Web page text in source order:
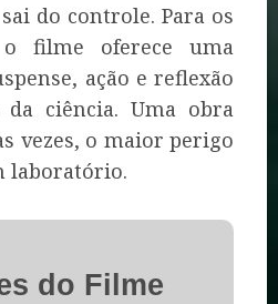
do controle. Para os
filme oferece uma
ação e reflexão
ciência. Uma obra
vezes, o maior perigo
laboratório.
do Filme